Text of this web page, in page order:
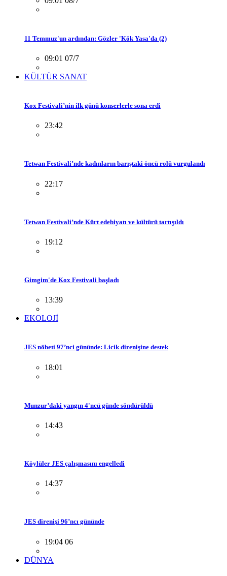
11 Temmuz'un ardından: Gözler 'Kök Yasa'da (2)
09:01 07/7
KÜLTÜR SANAT
Kox Festivali’nin ilk günü konserlerle sona erdi
23:42
Tetwan Festivali’nde kadınların barıştaki öncü rolü vurgulandı
22:17
Tetwan Festivali’nde Kürt edebiyatı ve kültürü tartışıldı
19:12
Gimgim'de Kox Festivali başladı
13:39
EKOLOJİ
JES nöbeti 97’nci gününde: Licik direnişine destek
18:01
Munzur’daki yangın 4'ncü günde söndürüldü
14:43
Köylüler JES çalışmasını engelledi
14:37
JES direnişi 96’ncı gününde
19:04 06
DÜNYA